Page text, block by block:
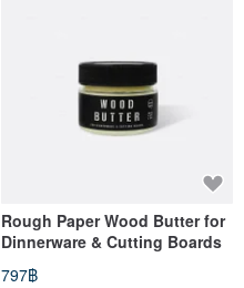
Rough Paper Wood Butter for
Dinnerware & Cutting Boards
797฿